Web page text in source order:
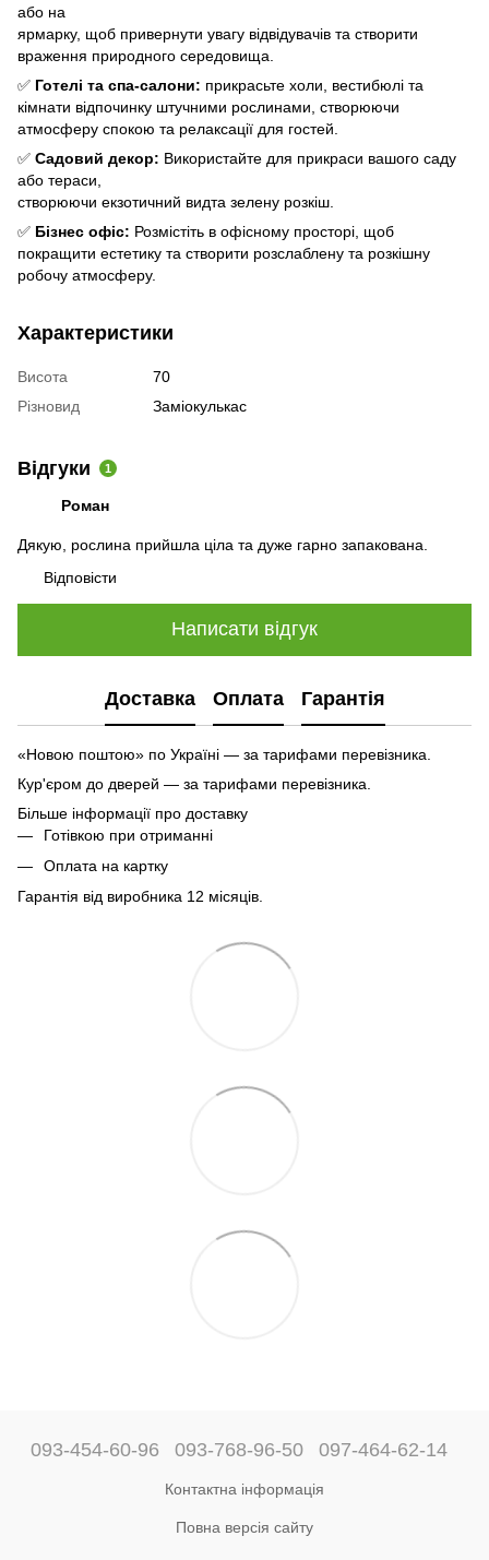
або на
ярмарку, щоб привернути увагу відвідувачів та створити
враження природного середовища.
✅ Готелі та спа-салони: прикрасьте холи, вестибюлі та
кімнати відпочинку штучними рослинами, створюючи
атмосферу спокою та релаксації для гостей.
✅ Садовий декор: Використайте для прикраси вашого саду
або тераси,
створюючи екзотичний видта зелену розкіш.
✅ Бізнес офіс: Розмістіть в офісному просторі, щоб
покращити естетику та створити розслаблену та розкішну
робочу атмосферу.
Характеристики
Висота
70
Різновид
Заміокулькас
Відгуки 1
Роман
Дякую, рослина прийшла ціла та дуже гарно запакована.
Відповісти
Написати відгук
Доставка Оплата Гарантія
«Новою поштою» по Україні — за тарифами перевізника.
Кур'єром до дверей — за тарифами перевізника.
Більше інформації про доставку
Готівкою при отриманні
Оплата на картку
Гарантія від виробника 12 місяців.
093-454-60-96 093-768-96-50 097-464-62-14
Контактна інформація
Повна версія сайту